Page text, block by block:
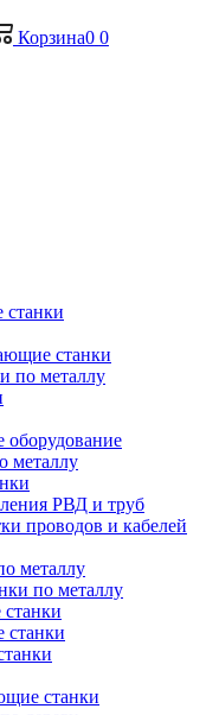
Корзина0 0
станки
по металлу
оборудование
металлу
РВД и труб
проводов и кабелей
металлу
по металлу
станки
станки